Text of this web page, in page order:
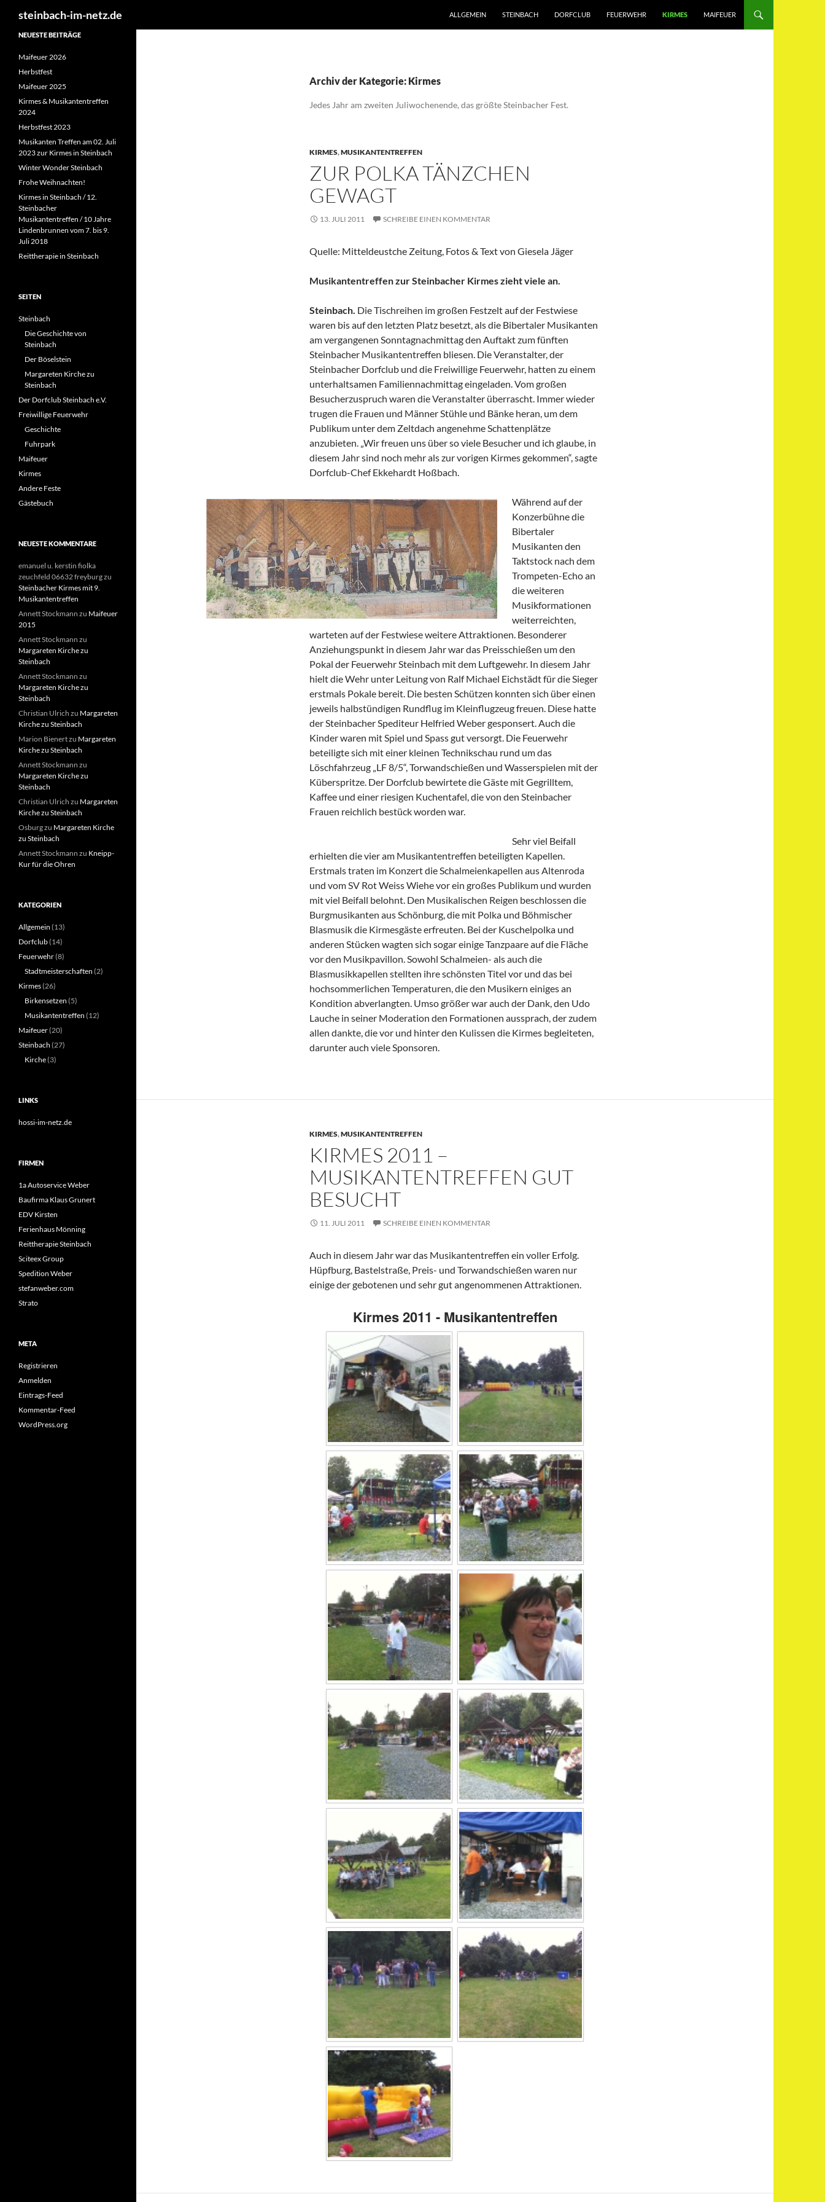
steinbach-im-netz.de
ALLGEMEIN
STEINBACH DORFCLUB FEUERWEHR KIRMES MAIFEUER
Archiv der Kategorie: Kirmes
Jedes Jahr am zweiten Juliwochenende, das größte Steinbacher Fest.
KIRMES,MUSIKANTENTREFFEN
ZUR POLKA TÄNZCHEN
GEWAGT
13. JULI 2011 SCHREIBE EINEN KOMMENTAR
Quelle: Mitteldeustche Zeitung, Fotos & Text von Giesela Jäger
Musikantentreffen zur Steinbacher Kirmes zieht viele an.
Steinbach. Die Tischreihen im großen Festzelt auf der Festwiese
waren bis auf den letzten Platz besetzt, als die Bibertaler Musikanten
am vergangenen Sonntagnachmittag den Auftakt zum fünften
Steinbacher Musikantentreffen bliesen. Die Veranstalter, der
Steinbacher Dorfclub und die Freiwillige Feuerwehr, hatten zu einem
unterhaltsamen Familiennachmittag eingeladen. Vom großen
Besucherzuspruch waren die Veranstalter überrascht. Immer wieder
trugen die Frauen und Männer Stühle und Bänke heran, um dem
Publikum unter dem Zeltdach angenehme Schattenplätze
anzubieten. „Wir freuen uns über so viele Besucher und ich glaube, in
diesem Jahr sind noch mehr als zur vorigen Kirmes gekommen“, sagte
Dorfclub-Chef Ekkehardt Hoßbach.
Während auf der
Konzerbühne die
Bibertaler
Musikanten den
Taktstock nach dem
Trompeten-Echo an
die weiteren
Musikformationen
weiterreichten,
warteten auf der Festwiese weitere Attraktionen. Besonderer
Anziehungspunkt in diesem Jahr war das Preisschießen um den
Pokal der Feuerwehr Steinbach mit dem Luftgewehr. In diesem Jahr
hielt die Wehr unter Leitung von Ralf Michael Eichstädt für die Sieger
erstmals Pokale bereit. Die besten Schützen konnten sich über einen
jeweils halbstündigen Rundflug im Kleinflugzeug freuen. Diese hatte
der Steinbacher Spediteur Helfried Weber gesponsert. Auch die
Kinder waren mit Spiel und Spass gut versorgt. Die Feuerwehr
beteiligte sich mit einer kleinen Technikschau rund um das
Löschfahrzeug „LF 8/5“, Torwandschießen und Wasserspielen mit der
Küberspritze. Der Dorfclub bewirtete die Gäste mit Gegrilltem,
Kaffee und einer riesigen Kuchentafel, die von den Steinbacher
Frauen reichlich bestück worden war.
Sehr viel Beifall
erhielten die vier am Musikantentreffen beteiligten Kapellen.
Erstmals traten im Konzert die Schalmeienkapellen aus Altenroda
und vom SV Rot Weiss Wiehe vor ein großes Publikum und wurden
mit viel Beifall belohnt. Den Musikalischen Reigen beschlossen die
Burgmusikanten aus Schönburg, die mit Polka und Böhmischer
Blasmusik die Kirmesgäste erfreuten. Bei der Kuschelpolka und
anderen Stücken wagten sich sogar einige Tanzpaare auf die Fläche
vor den Musikpavillon. Sowohl Schalmeien- als auch die
Blasmusikkapellen stellten ihre schönsten Titel vor und das bei
hochsommerlichen Temperaturen, die den Musikern einiges an
Kondition abverlangten. Umso größer war auch der Dank, den Udo
Lauche in seiner Moderation den Formationen aussprach, der zudem
allen dankte, die vor und hinter den Kulissen die Kirmes begleiteten,
darunter auch viele Sponsoren.
KIRMES,MUSIKANTENTREFFEN
KIRMES 2011 –
MUSIKANTENTREFFEN GUT
BESUCHT
11. JULI 2011 SCHREIBE EINEN KOMMENTAR
Auch in diesem Jahr war das Musikantentreffen ein voller Erfolg.
Hüpfburg, Bastelstraße, Preis- und Torwandschießen waren nur
einige der gebotenen und sehr gut angenommenen Attraktionen.
Kirmes 2011 - Musikantentreffen
NEUESTE BEITRÄGE
Maifeuer 2026
Herbstfest
Maifeuer 2025
Kirmes & Musikantentreffen
2024
Herbstfest 2023
Musikanten Treffen am 02. Juli
2023 zur Kirmes in Steinbach
Winter Wonder Steinbach
Frohe Weihnachten!
Kirmes in Steinbach / 12.
Steinbacher
Musikantentreffen / 10 Jahre
Lindenbrunnen vom 7. bis 9.
Juli 2018
Reittherapie in Steinbach
SEITEN
Steinbach
Die Geschichte von
Steinbach
Der Böselstein
Margareten Kirche zu
Steinbach
Der Dorfclub Steinbach e.V.
Freiwillige Feuerwehr
Geschichte
Fuhrpark
Maifeuer
Kirmes
Andere Feste
Gästebuch
NEUESTE KOMMENTARE
emanuel u. kerstin fiolka
zeuchfeld 06632 freyburgzu
Steinbacher Kirmes mit 9.
Musikantentreffen
Annett Stockmann zu Maifeuer
2015
Annett Stockmann zu
Margareten Kirche zu
Steinbach
Annett Stockmann zu
Margareten Kirche zu
Steinbach
Christian Ulrich zu Margareten
Kirche zu Steinbach
Marion Bienertzu Margareten
Kirche zu Steinbach
Annett Stockmann zu
Margareten Kirche zu
Steinbach
Christian Ulrich zu Margareten
Kirche zu Steinbach
Osburgzu Margareten Kirche
zu Steinbach
Annett Stockmann zu Kneipp-
Kur für die Ohren
KATEGORIEN
Allgemein (13)
Dorfclub(14)
Feuerwehr(8)
Stadtmeisterschaften (2)
Kirmes(26)
Birkensetzen (5)
Musikantentreffen (12)
Maifeuer(20)
Steinbach (27)
Kirche(3)
LINKS
hossi-im-netz.de
FIRMEN
1a Autoservice Weber
Baufirma Klaus Grunert
EDV Kirsten
Ferienhaus Mönning
Reittherapie Steinbach
Sciteex Group
Spedition Weber
stefanweber.com
Strato
META
Registrieren
Anmelden
Eintrags-Feed
Kommentar-Feed
WordPress.org